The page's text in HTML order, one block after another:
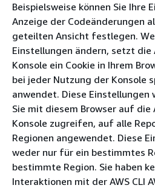
Beispielsweise können Sie Ihre
Anzeige der Codeänderungen
geteilten Ansicht festlegen.
Einstellungen ändern, setzt die
Konsole ein Cookie in Ihrem
bei jeder Nutzung der Konsole
anwendet. Diese Einstellungen
Sie mit diesem Browser auf die
Konsole zugreifen, auf alle
Regionen angewendet. Diese
weder nur für ein bestimmtes
bestimmte Region. Sie haben
Interaktionen mit der AWS CLI